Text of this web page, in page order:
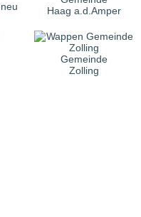
Haag a.d.Amper
Gemeinde
Zolling